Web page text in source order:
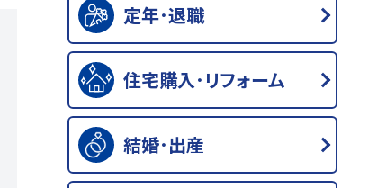
定年･退職
住宅購入･リフォーム
結婚･出産